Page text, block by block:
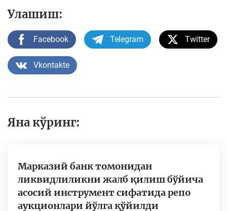
Улашиш:
Facebook Telegram Twitter
Vkontakte
Яна кўринг:
Марказий банк томонидан
ликвидлиликни жалб қилиш бўйича
асосий инструмент сифатида репо
аукционлари йўлга қўйилди